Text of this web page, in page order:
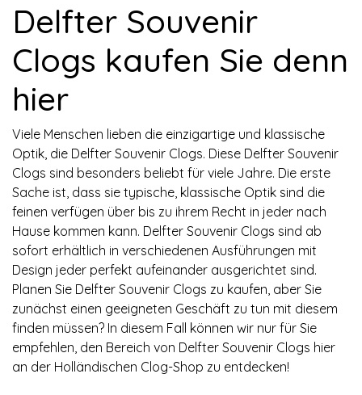
Delfter Souvenir
Clogs kaufen Sie denn
hier
Viele Menschen lieben die einzigartige und klassische
Optik, die Delfter Souvenir Clogs. Diese Delfter Souvenir
Clogs sind besonders beliebt für viele Jahre. Die erste
Sache ist, dass sie typische, klassische Optik sind die
feinen verfügen über bis zu ihrem Recht in jeder nach
Hause kommen kann. Delfter Souvenir Clogs sind ab
sofort erhältlich in verschiedenen Ausführungen mit
Design jeder perfekt aufeinander ausgerichtet sind.
Planen Sie Delfter Souvenir Clogs zu kaufen, aber Sie
zunächst einen geeigneten Geschäft zu tun mit diesem
finden müssen? In diesem Fall können wir nur für Sie
empfehlen, den Bereich von Delfter Souvenir Clogs hier
an der Holländischen Clog-Shop zu entdecken!